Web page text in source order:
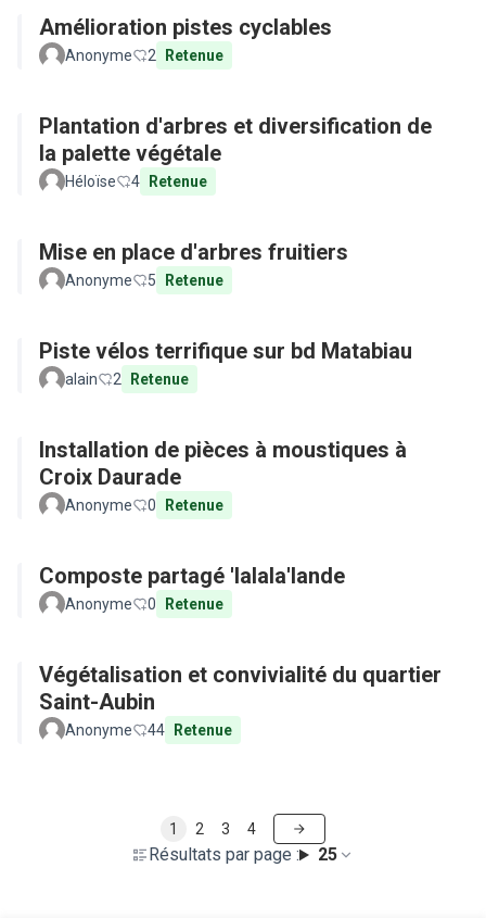
Amélioration pistes cyclables
Anonyme 2 Retenue
Plantation d'arbres et diversification de
la palette végétale
Héloïse 4 Retenue
Mise en place d'arbres fruitiers
Anonyme 5 Retenue
Piste vélos terrifique sur bd Matabiau
alain 2 Retenue
Installation de pièces à moustiques à
Croix Daurade
Anonyme 0 Retenue
Composte partagé 'lalala'lande
Anonyme 0 Retenue
Végétalisation et convivialité du quartier
Saint-Aubin
Anonyme 44 Retenue
Résultats par page : 25
1 2 3 4